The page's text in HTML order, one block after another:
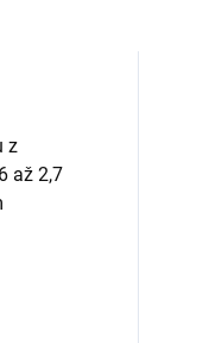
z
až 2,7